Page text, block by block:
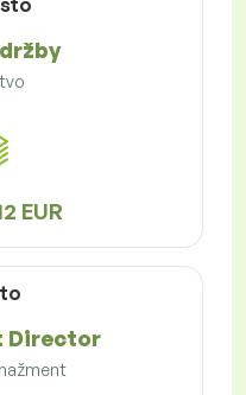
EUR
Director